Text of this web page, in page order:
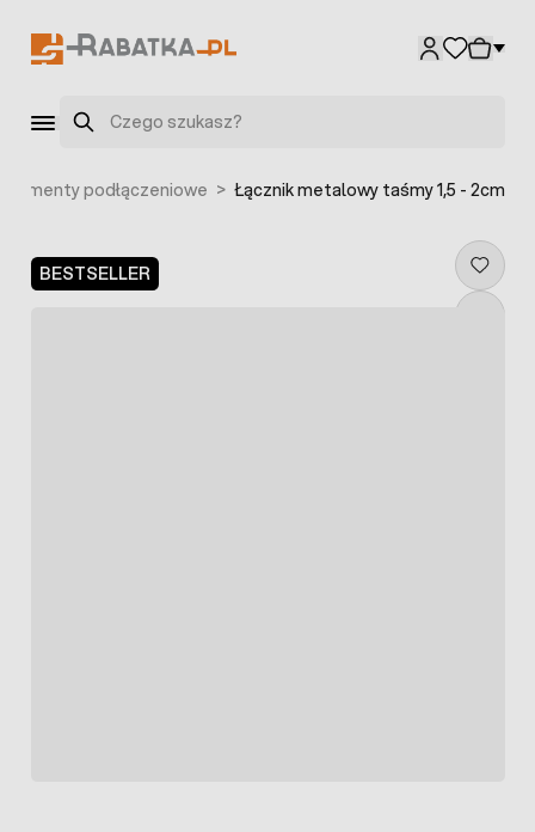
Szukaj
Elementy podłączeniowe > Łącznik metalowy taśmy 1,5 - 2cm
BESTSELLER